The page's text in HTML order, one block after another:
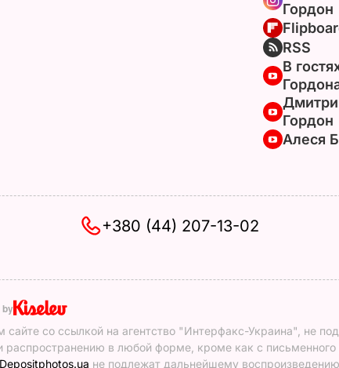
Гордон
RSS
В
Гордон
Алеся
+380 (44) 207-13-02
со ссылкой на агентство "Интерфакс-Украина", не
в любой форме, кроме как с
Depositphotos.ua не подлежат дальнейшему